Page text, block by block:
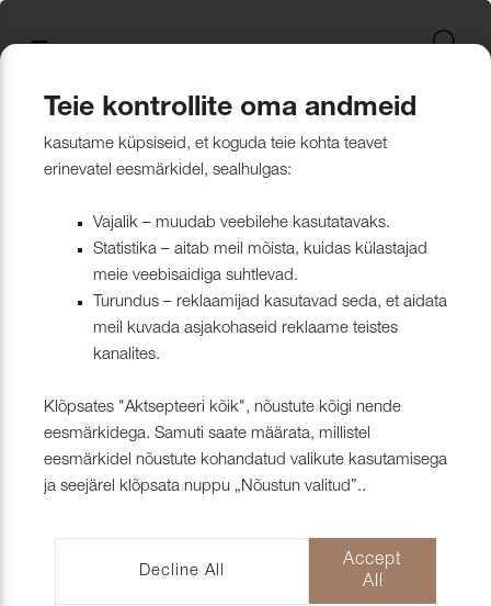
Kattematerjalid Naturaalne
Kardinad
Tulekindlate
Paadid ja markiisid
Paadikatte
Tehnilised kangad
Looduslikust
Tööriistad ja tarvikud
Klambrite ja
Tööriistad ja
Muu
Nööbid,
Paelad ja
Liimid ja
Pakendid ja
Kollektsioonist väljaminevad
Naturaalne
Tulekindlate
Muu
Nahk
Wooly, Margrethe &
Lillehammer
Surf & Wave
CH24
Kümblustünn
Disainivilla Läänerannikul
Blackstone steakhouse
Kattegatt Gümnaasium
Can Can Pizza
Restoranikett Grill
Scandic Laholmen
ISO 26000:2021
UUS! Disain kangas
Blend – kanga lugu meie
ühisest tugevusest
Bluebell – loodusest ja ajast
Nevotex Narva OÜ Enhances
Manufacturing Efficiency with
Tootmine
Teie kontrollite oma andmeid
kasutame küpsiseid, et koguda teie kohta teavet
erinevatel eesmärkidel, sealhulgas:
Vajalik – muudab veebilehe kasutatavaks.
Statistika – aitab meil mõista, kuidas külastajad
meie veebisaidiga suhtlevad.
Turundus – reklaamijad kasutavad seda, et aidata
meil kuvada asjakohaseid reklaame teistes
kanalites.
Klõpsates "Aktsepteeri kõik", nõustute kõigi nende
eesmärkidega. Samuti saate määrata, millistel
eesmärkidel nõustute kohandatud valikute kasutamisega
ja seejärel klõpsata nuppu „Nõustun valitud”..
Decline All
Accept
All